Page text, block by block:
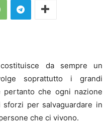
costituisce da sempre un
soprattutto i grandi
che ogni nazione
per salvaguardare in
che ci vivono.